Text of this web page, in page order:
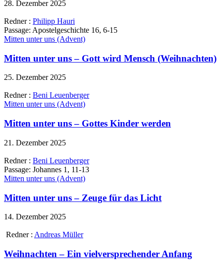
28. Dezember 2025
Redner : Philipp Hauri
Passage: Apostelgeschichte 16, 6-15
Mitten unter uns (Advent)
Mitten unter uns – Gott wird Mensch (Weihnachten)
25. Dezember 2025
Redner : Beni Leuenberger
Mitten unter uns (Advent)
Mitten unter uns – Gottes Kinder werden
21. Dezember 2025
Redner : Beni Leuenberger
Passage: Johannes 1, 11-13
Mitten unter uns (Advent)
Mitten unter uns – Zeuge für das Licht
14. Dezember 2025
Redner : Andreas Müller
Weihnachten – Ein vielversprechender Anfang